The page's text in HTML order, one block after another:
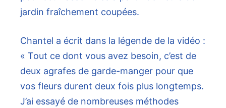
jardin fraîchement coupées.
Chantel a écrit dans la légende de la vidéo :
« Tout ce dont vous avez besoin, c’est de
deux agrafes de garde-manger pour que
vos fleurs durent deux fois plus longtemps.
J’ai essayé de nombreuses méthodes